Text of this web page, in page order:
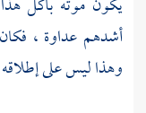
أشدهم عداوة ،
وهذا ليس على